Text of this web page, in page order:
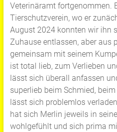
Veterinäramt fortgenommen.
Tierschutzverein, wo er
August 2024 konnten wir ihn
Zuhause entlassen, aber aus
gemeinsam mit seinem
ist total lieb, zum Verlieben
lässt sich überall anfassen
superlieb beim Schmied,
lässt sich problemlos
hat sich Merlin jeweils in
wohlgefühlt und sich prima